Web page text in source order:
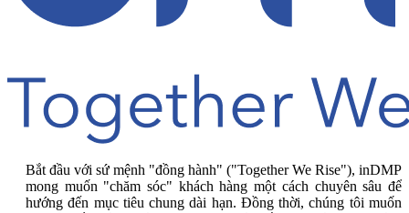
Bắt đầu với sứ mệnh "đồng hành" ("Together We Rise"), inDMP
mong muốn "chăm sóc" khách hàng một cách chuyên sâu để
hướng đến mục tiêu chung dài hạn. Đồng thời, chúng tôi muốn